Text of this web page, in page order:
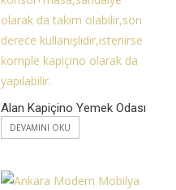
Alan Kapiçino Yemek Odası
DEVAMINI OKU